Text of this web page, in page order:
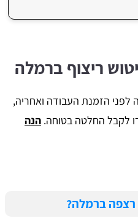
ריצוף ברמלה
לפני הזמנת העבודה ואחריה,
לקבל החלטה בטוחה. הנה
רצפה ברמלה?